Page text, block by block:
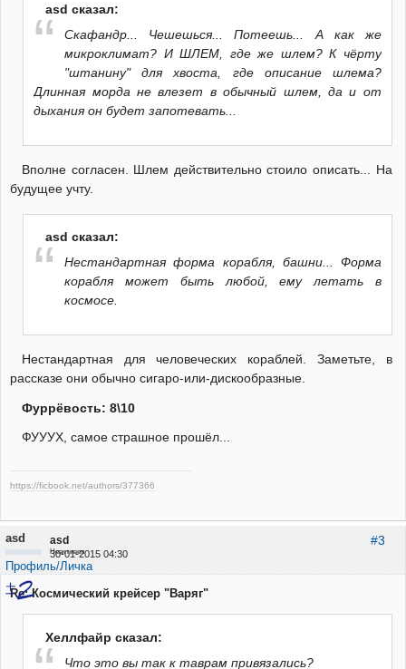
asd сказал:
Скафандр... Чешешься... Потеешь... А как же
микроклимат? И ШЛЕМ, где же шлем? К чёрту
"штанину" для хвоста, где описание шлема?
Длинная морда не влезет в обычный шлем, да и от
дыхания он будет запотевать...
Вполне согласен. Шлем действительно стоило описать... На
будущее учту.
asd сказал:
Нестандартная форма корабля, башни... Форма
корабля может быть любой, ему летать в
космосе.
Нестандартная для человеческих кораблей. Заметьте, в
рассказе они обычно сигаро-или-дискообразные.
Фуррёвость: 8\10
ФУУУХ, самое страшное прошёл...
https://ficbook.net/authors/377366
#3
asd
30-01-2015 04:30
asd
Неактивен
Профиль/Личка
Re: Космический крейсер "Варяг"
Хеллфайр сказал:
Что это вы так к таврам привязались?